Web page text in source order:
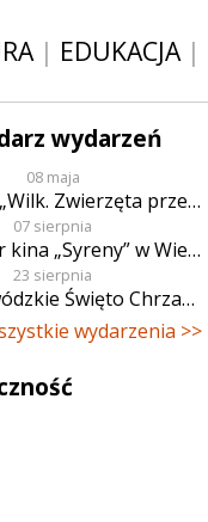
| EDUKACJA|
wydarzeń
08 maja
Zwierzęta przeklęte”
07 sierpnia
w Wieluniu w dn. od 7 do 13 sierpnia
23 sierpnia
Święto Chrzanu
wydarzenia >>